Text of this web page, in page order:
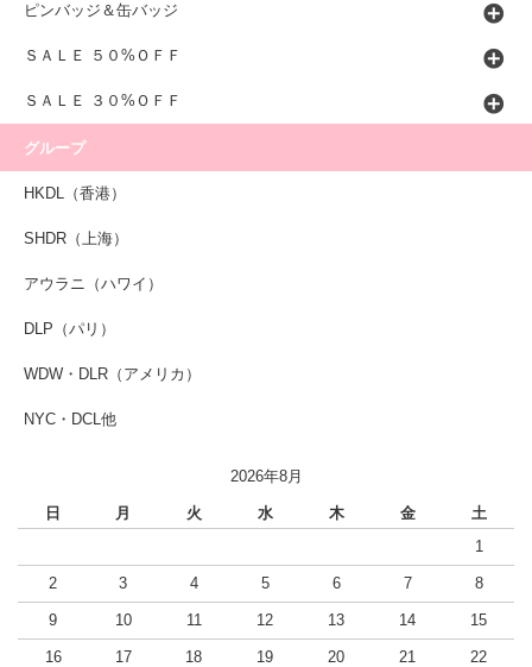
ピンバッジ＆缶バッジ
ＳＡＬＥ ５０%ＯＦＦ
ＳＡＬＥ ３０%ＯＦＦ
グループ
HKDL（香港）
SHDR（上海）
アウラニ（ハワイ）
DLP（パリ）
WDW・DLR（アメリカ）
NYC・DCL他
2026年8月
日 月 火 水 木 金
土
1
2 3 4 5 6 7 8
9 10 11 12 13 14 15
16 17 18 19 20 21 22